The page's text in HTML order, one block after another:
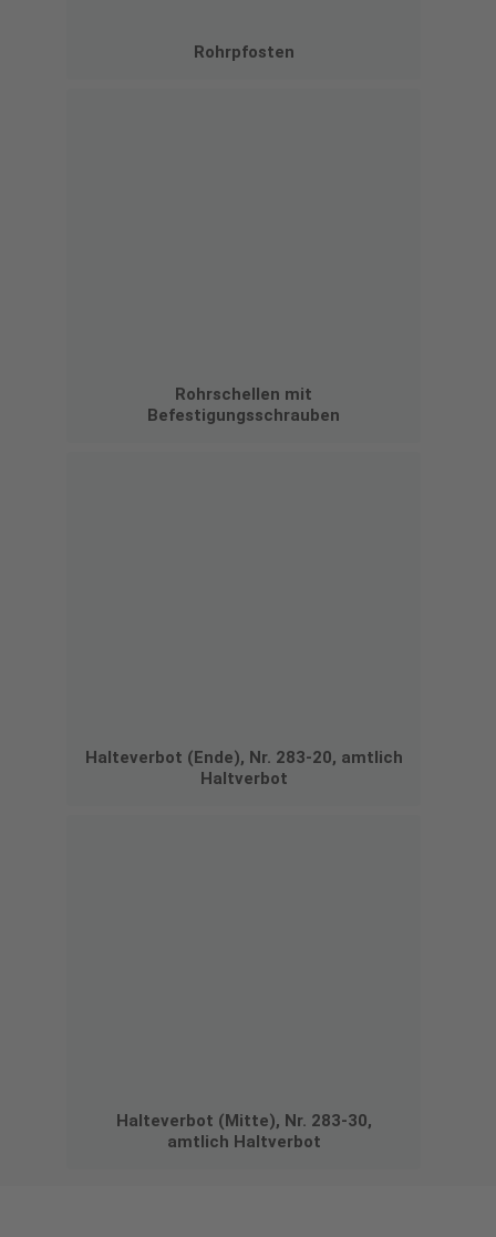
Rohrpfosten
Rohrschellen mit
Befestigungsschrauben
Halteverbot (Ende), Nr. 283-20, amtlich
Haltverbot
Halteverbot (Mitte), Nr. 283-30,
amtlich Haltverbot